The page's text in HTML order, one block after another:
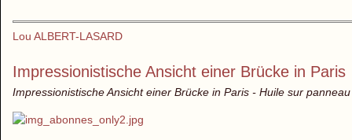
Lou ALBERT-LASARD
Impressionistische Ansicht einer Brücke in Paris
Impressionistische Ansicht einer Brücke in Paris - Huile sur